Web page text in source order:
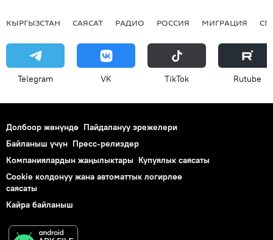
КЫРГЫЗСТАН САЯСАТ РАДИО РОССИЯ МИГРАЦИЯ
Telegram VK ТikТоk Rutube
Долбоор жөнүндө Пайдалануу эрежелери
Байланыш үчүн Пресс-релиздер
Компаниялардын жаңылыктары Купуялык саясаты
Cookie колдонуу жана автоматтык логирлөө
саясаты
Кайра байланыш